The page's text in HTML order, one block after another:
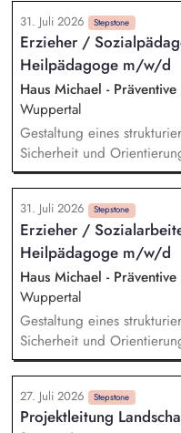
erfolgreichen Übergabe
technische Machbarkeit
die Projektplanung und
unsere Kunden. Zu Ihren
Erstellung von
Beschaffung aller
Wechselrichter und
31. Juli 2026 Stepstone
Erzieher /
Heilpädagoge m/w/d
Haus Michael -
Wuppertal
Gestaltung eines
Sicherheit und
Kindern und
individuellen
Zusammenhänge
verstehen. Förderung von
und individuellen Stärken.
Bereichen (Alltag,
Zusammenarbeit mit
Therapeut*innen und
31. Juli 2026 Stepstone
Erzieher /
Heilpädagoge m/w/d
Haus Michael -
Wuppertal
Gestaltung eines
Sicherheit und
Kindern und
individuellen
Zusammenhänge
verstehen. Förderung von
27. Juli 2026 Stepstone
Projektleitung